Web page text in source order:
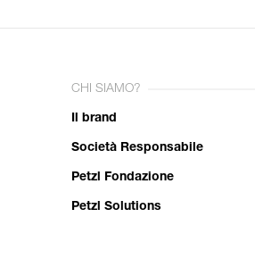
CHI SIAMO?
Il brand
Società Responsabile
Petzl Fondazione
Petzl Solutions